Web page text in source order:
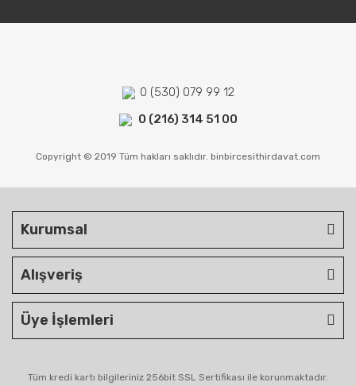
0 (530) 079 99 12
0 (216) 314 51 00
Copyright © 2019 Tüm hakları saklıdır. binbircesithirdavat.com
Kurumsal
Alışveriş
Üye İşlemleri
Tüm kredi kartı bilgileriniz 256bit SSL Sertifikası ile korunmaktadır.